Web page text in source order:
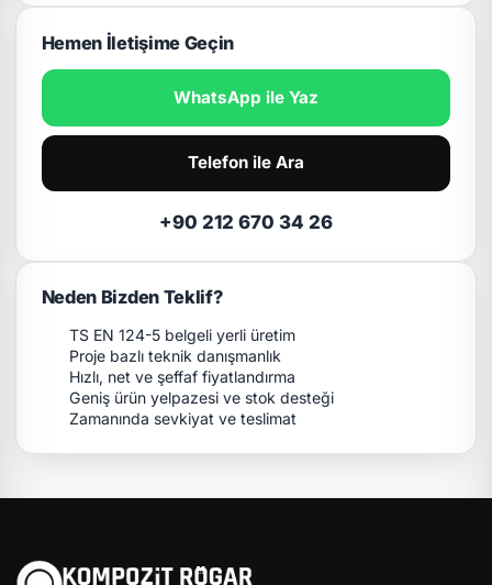
Hemen İletişime Geçin
WhatsApp ile Yaz
Telefon ile Ara
+90 212 670 34 26
Neden Bizden Teklif?
TS EN 124-5 belgeli yerli üretim
Proje bazlı teknik danışmanlık
Hızlı, net ve şeffaf fiyatlandırma
Geniş ürün yelpazesi ve stok desteği
Zamanında sevkiyat ve teslimat